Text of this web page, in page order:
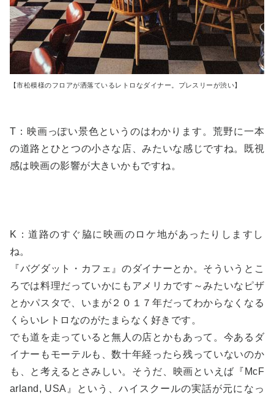
【市松模様のフロアが洒落ているレトロなダイナー。プレスリーが渋い】
T：映画っぽい景色というのはわかります。荒野に一本
の道路とひとつの小さな店、みたいな感じですね。既視
感は映画の影響が大きいかもですね。
K：道路のすぐ脇に映画のロケ地があったりしますし
ね。
『バグダット・カフェ』のダイナーとか。そういうとこ
ろでは料理だっていかにもアメリカです～みたいなピザ
とかパスタで、いまが２０１７年だってわからなくなる
くらいレトロなのがたまらなく好きです。
でも道を走っていると無人の店とかもあって。今あるダ
イナーもモーテルも、数十年経ったら残っていないのか
も、と考えるとさみしい。そうだ、映画といえば『McF
arland, USA』という、ハイスクールの実話が元になっ